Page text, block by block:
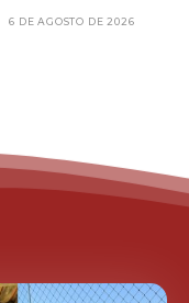
6 DE AGOSTO DE 2026